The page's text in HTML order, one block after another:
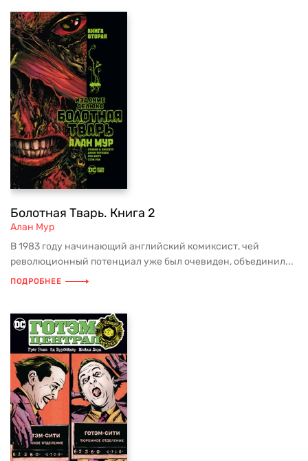
Болотная Тварь. Книга 2
Алан Мур
В 1983 году начинающий английский комиксист, чей
революционный потенциал уже был очевиден, объединил...
ПОДРОБНЕЕ